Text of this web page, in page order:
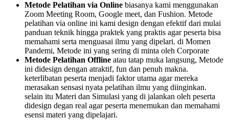
Metode Pelatihan via Online biasanya kami menggunakan
Zoom Meeting Room, Google meet, dan Fushion. Metode
pelatihan via online ini kami design dengan efektif dari mulai
panduan teknik hingga praktek yang praktis agar peserta bisa
memahami serta menguasai ilmu yang dipelari. di Momen
Pandemi, Metode ini yang sering di minta oleh Corporate
Metode Pelatihan Offline atau tatap muka langsung, Metode
ini didesign dengan atraktif, fun dan penuh makna.
keterlibatan peserta menjadi faktor utama agar mereka
merasakan sensasi nyata pelatihan ilmu yang diinginkan.
selain itu Materi dan Simulasi yang di jalankan oleh peserta
didesign degan real agar peserta menemukan dan memahami
esensi materi yang dipelajari.